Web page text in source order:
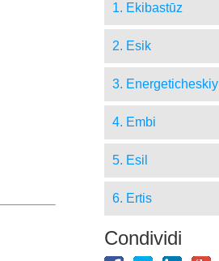
1. Ekibastūz
2. Esik
3. Energeticheskiy
4. Embi
5. Esil
6. Ertis
Condividi